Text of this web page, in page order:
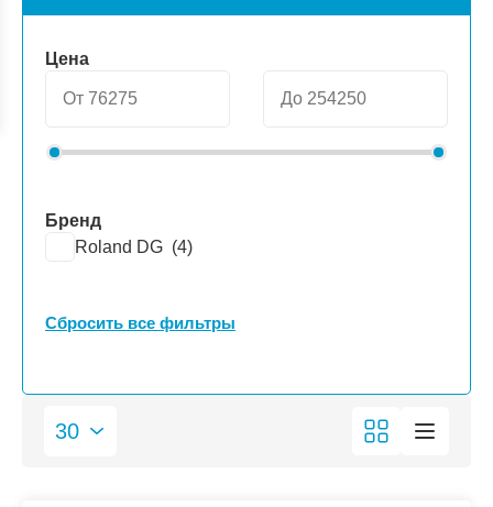
Цена
Бренд
Roland DG (4)
Сбросить все фильтры